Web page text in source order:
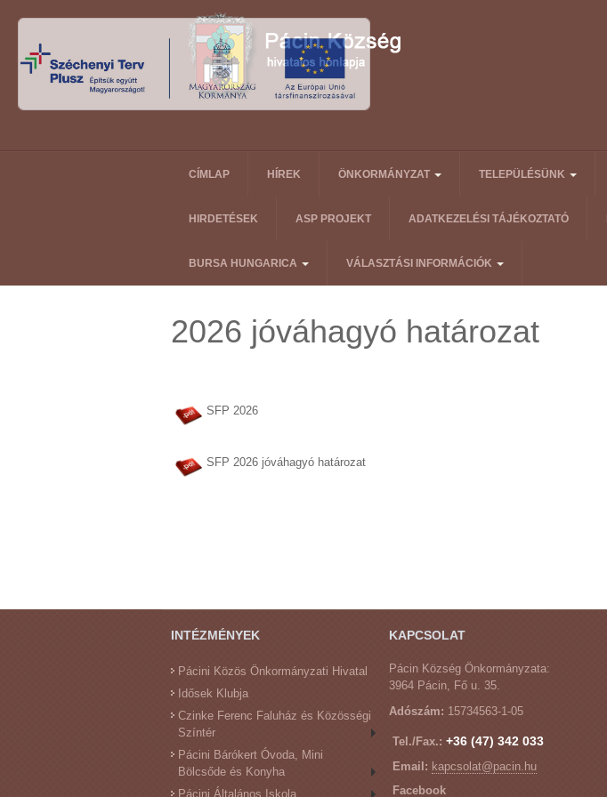
CÍMLAP HÍREK ÖNKORMÁNYZAT TELEPÜLÉSÜNK
HIRDETÉSEK ASP PROJEKT ADATKEZELÉSI TÁJÉKOZTATÓ
BURSA HUNGARICA VÁLASZTÁSI INFORMÁCIÓK
2026 jóváhagyó határozat
SFP 2026
SFP 2026 jóváhagyó határozat
INTÉZMÉNYEK
Pácini Közös Önkormányzati Hivatal
Idősek Klubja
Czinke Ferenc Faluház és Közösségi
Színtér
Pácini Bárókert Óvoda, Mini
Bölcsőde és Konyha
Pácini Általános Iskola
KAPCSOLAT
Pácin Község Önkormányzata:
3964 Pácin, Fő u. 35.
Adószám: 15734563-1-05
Tel./Fax.: +36 (47) 342 033
Email: kapcsolat@pacin.hu
Facebook